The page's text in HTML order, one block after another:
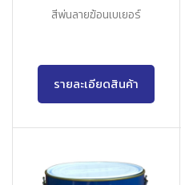
สีพ่นลายฆ้อนเบเยอร์
รายละเอียดสินค้า